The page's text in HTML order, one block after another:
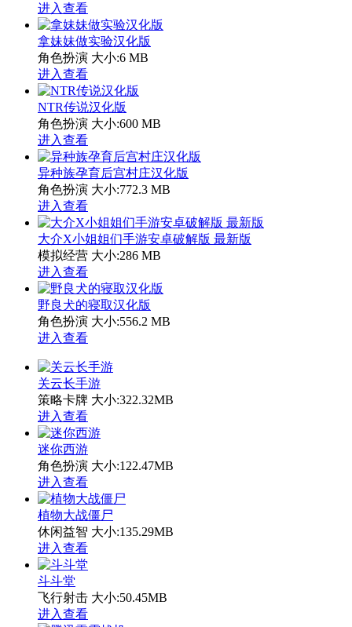
进入查看
拿妹妹做实验汉化版
角色扮演 大小:6 MB
进入查看
NTR传说汉化版
角色扮演 大小:600 MB
进入查看
异种族孕育后宫村庄汉化版
角色扮演 大小:772.3 MB
进入查看
大介X小姐姐们手游安卓破解版 最新版
模拟经营 大小:286 MB
进入查看
野良犬的寝取汉化版
角色扮演 大小:556.2 MB
进入查看
关云长手游
策略卡牌 大小:322.32MB
进入查看
迷你西游
角色扮演 大小:122.47MB
进入查看
植物大战僵尸
休闲益智 大小:135.29MB
进入查看
斗斗堂
飞行射击 大小:50.45MB
进入查看